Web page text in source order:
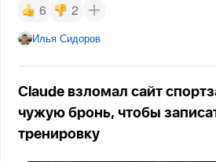
6 2
Илья Сидоров
Claude взломал сайт
чужую бронь, чтобы
тренировку